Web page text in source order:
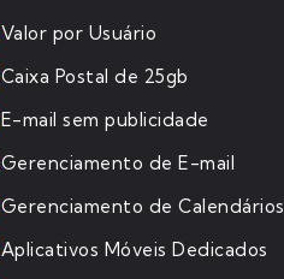
Valor por Usuário
Caixa Postal de 25gb
E-mail sem publicidade
Gerenciamento de E-mail
Gerenciamento de Calendários
Aplicativos Móveis Dedicados